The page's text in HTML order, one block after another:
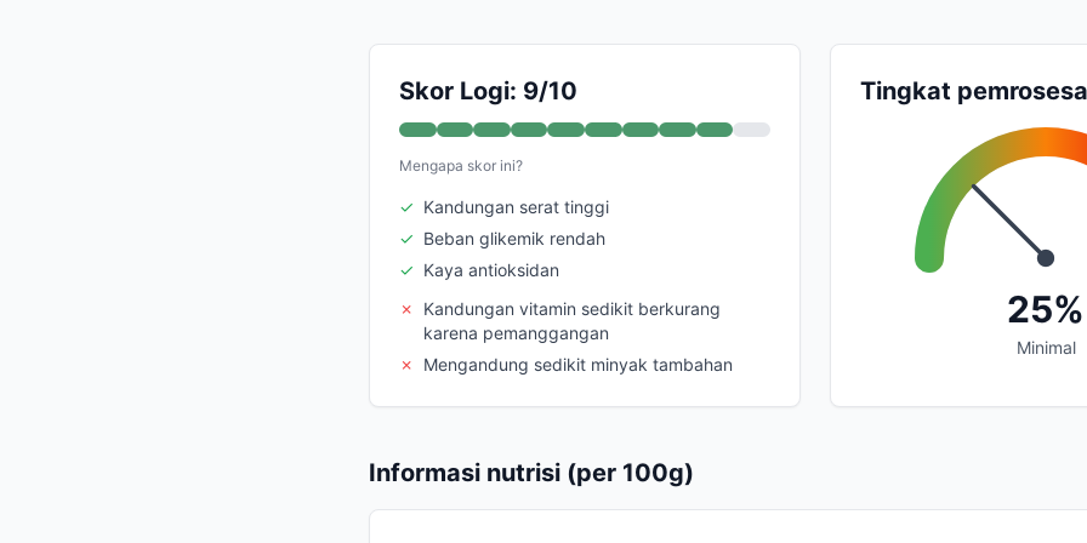
Skor Logi: 9/10
Mengapa skor ini?
✓ Kandungan serat tinggi
✓ Beban glikemik rendah
✓ Kaya antioksidan
✗
Kandungan vitamin sedikit berkurang
karena pemanggangan
✗
Mengandung sedikit minyak tambahan
Tingkat
25%
Minimal
Informasi nutrisi (per 100g)